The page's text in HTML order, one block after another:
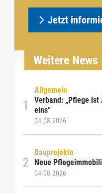
Jetzt
Weitere News
Allgemein
Verband: „Pflege
eins“
04.08.2026
Bauprojekte
Neue
04.08.2026